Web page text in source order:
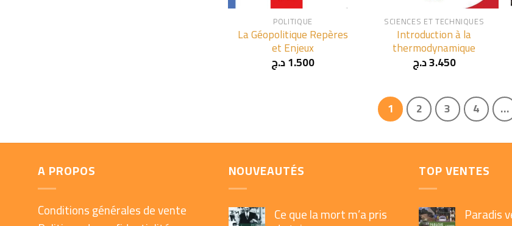
POLITIQUE
La Géopolitique Repères
et Enjeux
1.500د.ج
SCIENCES ET TECHNIQUES
Introduction à la
thermodynamique
3.450د.ج
1 2 3 4 …
A PROPOS
Conditions générales de vente
NOUVEAUTÉS
Ce que la mort m’a pris
TOP VENTES
Paradis